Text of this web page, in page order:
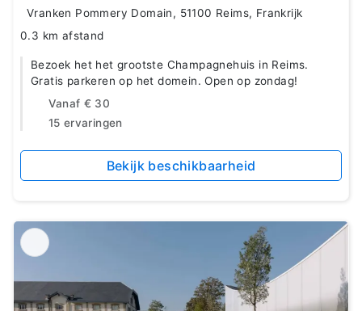
Vranken Pommery Domain, 51100 Reims, Frankrijk
0.3 km afstand
Bezoek het het grootste Champagnehuis in Reims.
Gratis parkeren op het domein. Open op zondag!
Vanaf € 30
15 ervaringen
Bekijk beschikbaarheid